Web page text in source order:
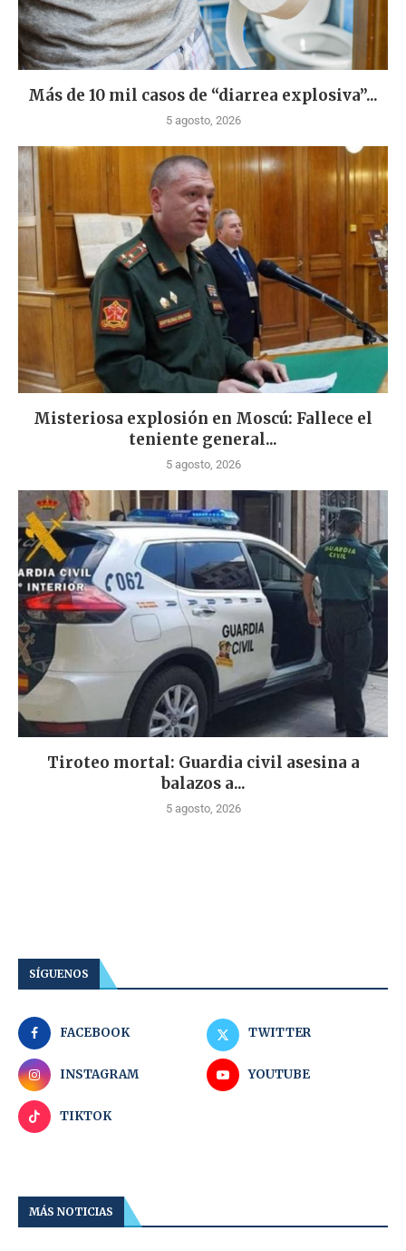
Más de 10 mil casos de “diarrea explosiva”...
5 agosto, 2026
Misteriosa explosión en Moscú: Fallece el
teniente general...
5 agosto, 2026
Tiroteo mortal: Guardia civil asesina a
balazos a...
5 agosto, 2026
SÍGUENOS
FACEBOOK TWITTER
INSTAGRAM YOUTUBE
TIKTOK
MÁS NOTICIAS